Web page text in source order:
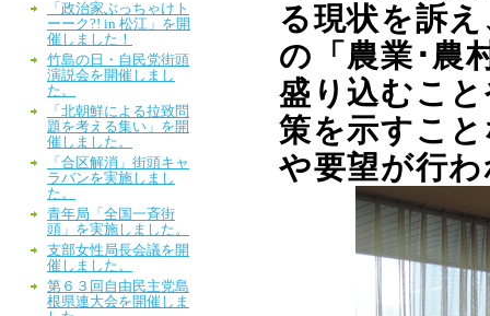
る現状を訴
の「農業･農
盛り込むこ
策を示すこ
や要望が行
「政治家ぶっちゃけト
ーーク?! in 松江」を開
催しました！
竹島の日・自民党街頭
演説会を開催しまし
た。
「北朝鮮による拉致問
題を考える集い」を開
催しました。
「合区解消」街頭キャ
ラバンを実施しまし
た。
青年局「全国一斉街
頭」を実施しました。
支部女性局長会議を開
催しました。
第６３回自由民主党島
根県連大会を開催しま